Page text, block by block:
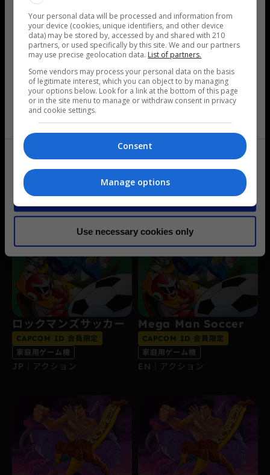
Preferences
Statistics
Marketing
Show details
Allow all cookies
Use necessary cookies only
ブレスオブファイア -
竜の戦士 -
家庭用ゲーム機
JP｜RPG
Breath of Fire
家庭用ゲーム機
EN｜RPG
ロックマンズサッカー
CAPCOM ID 会員限定
家庭用ゲーム機
JP｜アクション
Mega Man Soccer
CAPCOM ID 会員限定
家庭用ゲーム機
EN｜アクション
カプコンタウン利用規約 に同意する
プライバシーポリシー に同意する
カプコンタウンで遊ぶ
規約およびプライバシーポリシーに同意いただけない
場合、カプコンタウンはご利用いただけません。
カプコン公式サイトへ
Your personal data will be processed and information from
your device (cookies, unique identifiers, and other device
data) may be stored by, accessed by and shared with 210
partners, or used specifically by this site. We and our partners
may use precise geolocation data. List of partners.
Some vendors may process your personal data on the basis
of legitimate interest, which you can object to by managing
your options below. Look for a link at the bottom of this page
or in the site menu to manage or withdraw consent in privacy
and cookie settings.
Consent
Manage options